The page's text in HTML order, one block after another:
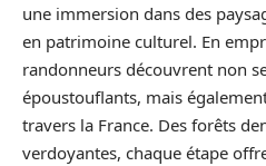
une immersion dans des
en patrimoine culturel. En
randonneurs découvrent non
époustouflants, mais
travers la France. Des forêts
verdoyantes, chaque étape